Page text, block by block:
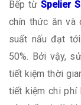
Bếp từ Spelier
chín thức ăn và
suất nấu đạt
50%. Bởi vậy,
tiết kiệm thời
tiết kiệm chi phí